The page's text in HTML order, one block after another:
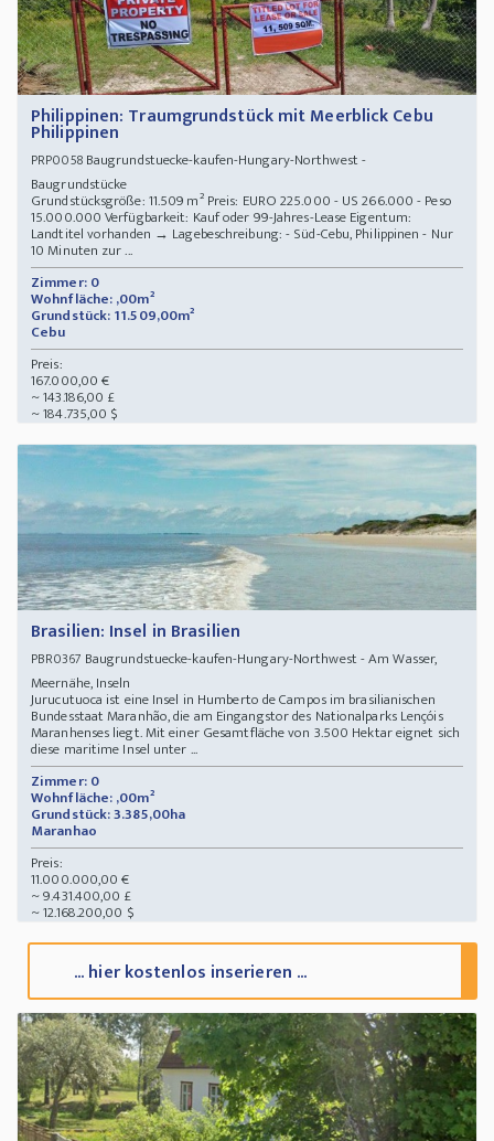
Philippinen: Traumgrundstück mit Meerblick Cebu
Philippinen
PRP0058Baugrundstuecke-kaufen-Hungary-Northwest -
Baugrundstücke
Grundstücksgröße: 11.509 m² Preis: EURO 225.000 - US 266.000 - Peso
15.000.000 Verfügbarkeit: Kauf oder 99-Jahres-Lease Eigentum:
Landtitel vorhanden → Lagebeschreibung: - Süd-Cebu, Philippinen - Nur
10 Minuten zur ...
Zimmer: 0
Wohnfläche: ,00m²
Grundstück: 11.509,00m²
Cebu
Preis:
167.000,00 €
~ 143.186,00 £
~ 184.735,00 $
Brasilien: Insel in Brasilien
PBR0367 Baugrundstuecke-kaufen-Hungary-Northwest - Am Wasser,
Meernähe, Inseln
Jurucutuoca ist eine Insel in Humberto de Campos im brasilianischen
Bundesstaat Maranhão, die am Eingangstor des Nationalparks Lençóis
Maranhenses liegt. Mit einer Gesamtfläche von 3.500 Hektar eignet sich
diese maritime Insel unter ...
Zimmer: 0
Wohnfläche: ,00m²
Grundstück: 3.385,00ha
Maranhao
Preis:
11.000.000,00 €
~ 9.431.400,00 £
~ 12.168.200,00 $
... hier kostenlos inserieren ...